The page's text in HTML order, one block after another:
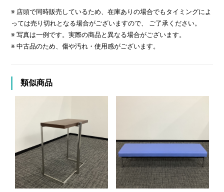
※ 店頭で同時販売しているため、在庫ありの場合でもタイミングによ
っては売り切れとなる場合がございますので、 ご了承ください。
※ 写真は一例です。実際の商品と異なる場合がございます。
※ 中古品のため、傷や汚れ・使用感がございます。
類似商品